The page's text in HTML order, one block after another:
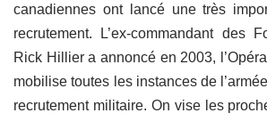
canadiennes ont lancé une très
recrutement. L’ex-commandant des
Rick Hillier a annoncé en 2003,
mobilise toutes les instances de
recrutement militaire. On vise les